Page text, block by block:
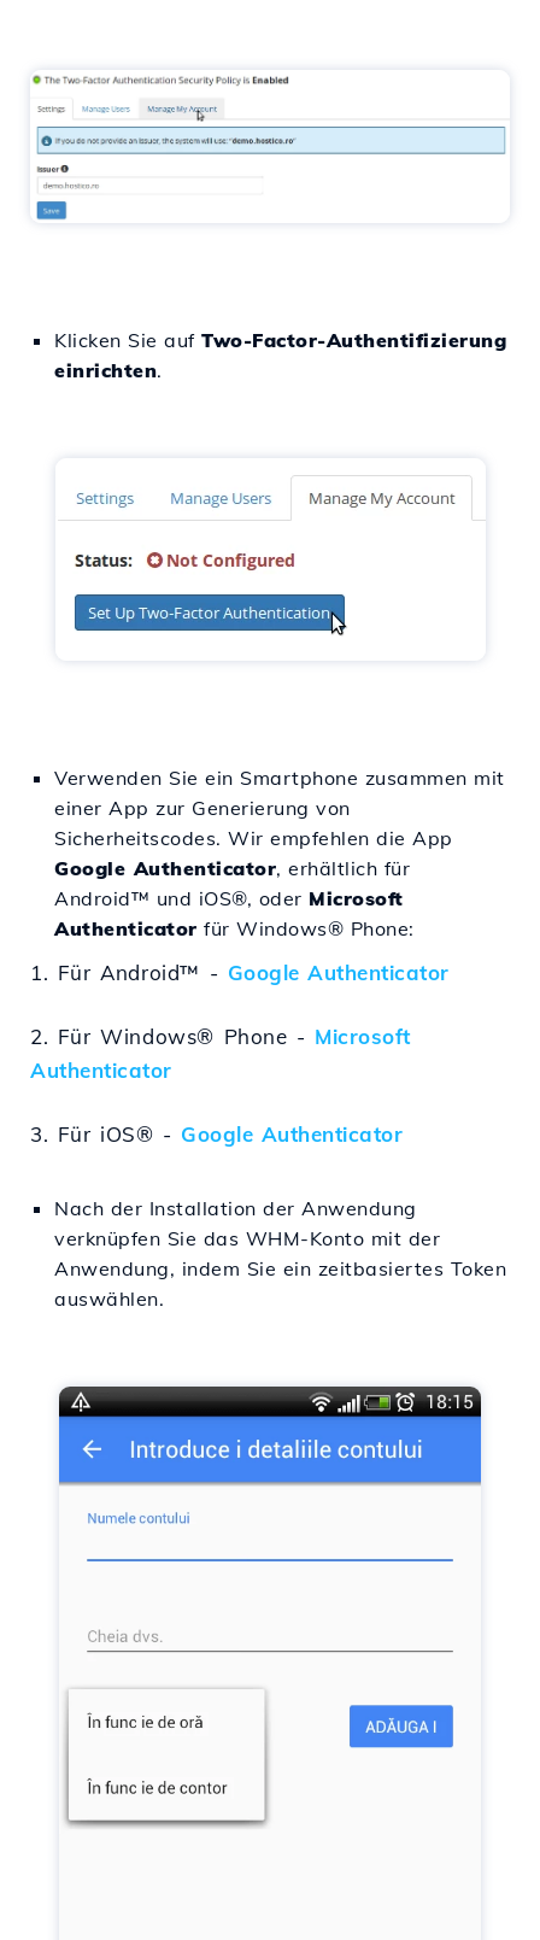
Klicken Sie auf Two-Factor-Authentifizierung
einrichten.
Verwenden Sie ein Smartphone zusammen mit
einer App zur Generierung von
Sicherheitscodes. Wir empfehlen die App
Google Authenticator, erhältlich für
Android™ und iOS®, oder Microsoft
Authenticator für Windows® Phone:
1. Für Android™ - Google Authenticator
2. Für Windows® Phone - Microsoft
Authenticator
3. Für iOS® - Google Authenticator
Nach der Installation der Anwendung
verknüpfen Sie das WHM-Konto mit der
Anwendung, indem Sie ein zeitbasiertes Token
auswählen.